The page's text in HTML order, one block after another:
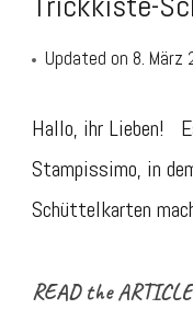
Updated on 8. März
Hallo, ihr Lieben!
Stampissimo, in
Schüttelkarten
READ the ARTICLE